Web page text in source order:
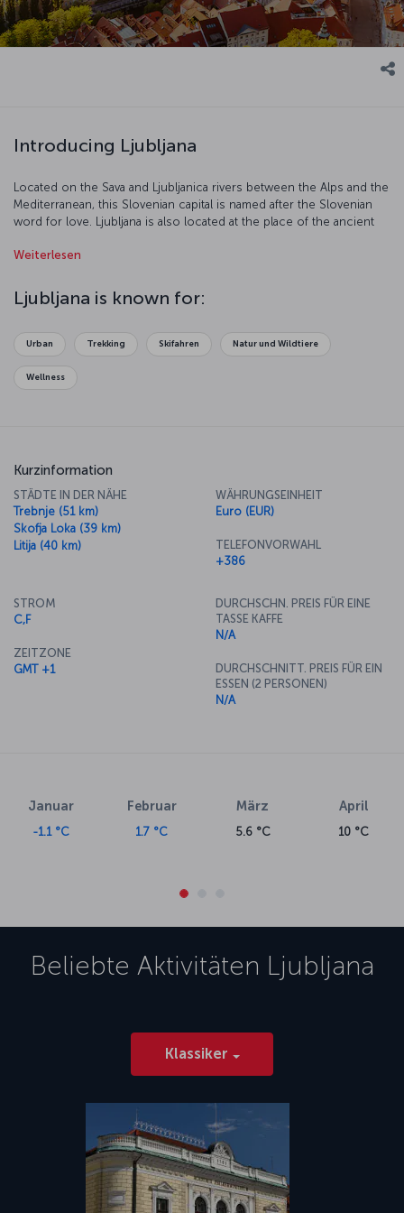
Introducing Ljubljana
Located on the Sava and Ljubljanica rivers between the Alps and the
Mediterranean, this Slovenian capital is named after the Slovenian
word for love. Ljubljana is also located at the place of the ancient
destruction at the hands of many civilizations throughout history,
Habsburg. The city was a part of Yugoslavia between the years 1918
and 1991. Later, with the declaration of independence of Slovenia,
Weiterlesen
Ljubljana is known for:
Urban Trekking Skifahren Natur und Wildtiere
Wellness
Kurzinformation
STÄDTE IN DER NÄHE
Trebnje (51 km)
Skofja Loka (39 km)
Litija (40 km)
WÄHRUNGSEINHEIT
Euro (EUR)
TELEFONVORWAHL
+386
STROM
C,F
ZEITZONE
GMT +1
DURCHSCHN. PREIS FÜR EINE
TASSE KAFFE
N/A
DURCHSCHNITT. PREIS FÜR EIN
ESSEN (2 PERSONEN)
N/A
Januar
-1.1 °C
Februar
1.7 °C
März
5.6 °C
April
10 °C
Beliebte Aktivitäten Ljubljana
Klassiker